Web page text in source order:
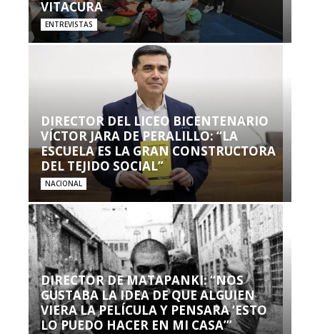
VITACURA
ENTREVISTAS
DIRECTOR DEL LICEO BICENTENARIO
VÍCTOR JARA DE PERALILLO: “LA
ESCUELA ES LA GRAN CONSTRUCTORA
DEL TEJIDO SOCIAL”
NACIONAL
DIRECTOR DE MATAPANKI: “NOS
GUSTABA LA IDEA DE QUE ALGUIEN
VIERA LA PELÍCULA Y PENSARA ‘ESTO
LO PUEDO HACER EN MI CASA’”